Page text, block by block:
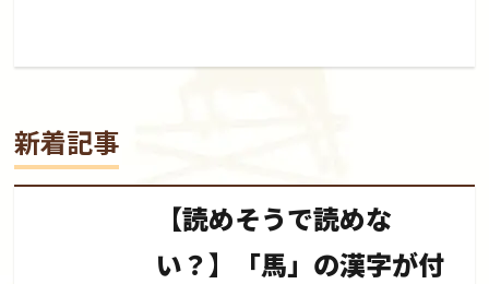
新着記事
【読めそうで読めな
い？】「馬」の漢字が付